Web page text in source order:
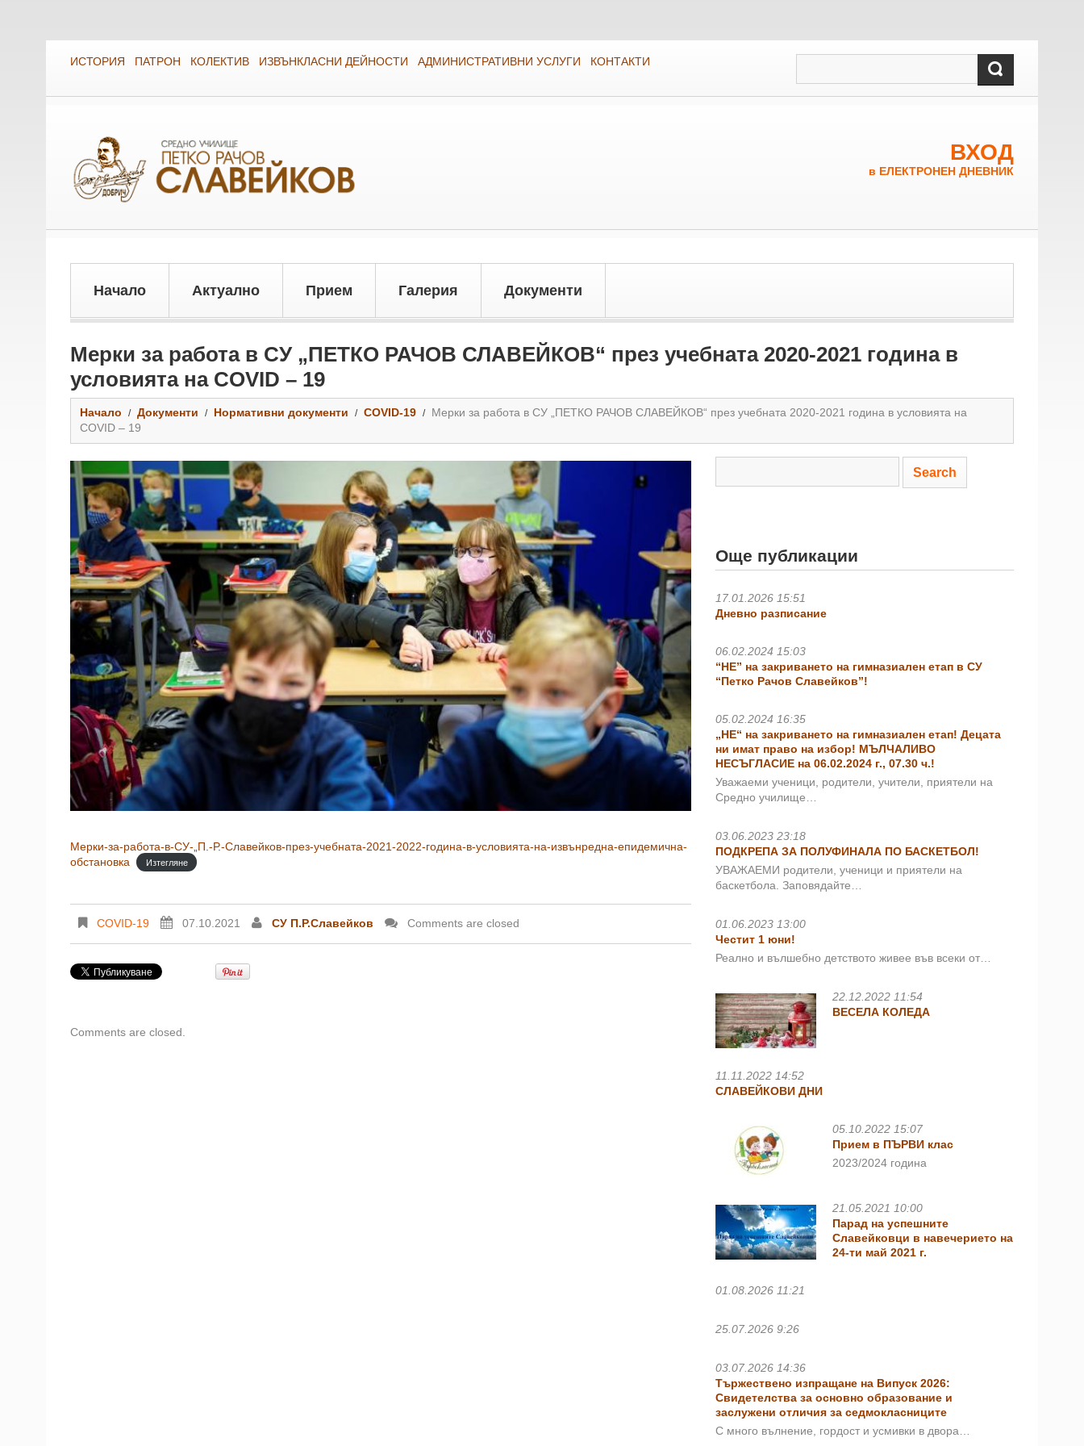
ИСТОРИЯ ПАТРОН КОЛЕКТИВ ИЗВЪНКЛАСНИ ДЕЙНОСТИ АДМИНИСТРАТИВНИ УСЛУГИ КОНТАКТИ
ВХОД
в ЕЛЕКТРОНЕН ДНЕВНИК
Начало Актуално Прием Галерия Документи
Мерки за работа в СУ „ПЕТКО РАЧОВ СЛАВЕЙКОВ“ през учебната 2020-2021 година в
условията на COVID – 19
Начало Документи Нормативни документи COVID-19
Мерки за работа в СУ „ПЕТКО РАЧОВ СЛАВЕЙКОВ“ през учебната 2020-2021 година в условията на
COVID – 19
Мерки-за-работа-в-СУ-„П.-Р.-Славейков-през-учебната-2021-2022-година-в-условията-на-извънредна-епидемична-
обстановка
Изтегляне
COVID-19 07.10.2021 СУ П.Р.Славейков Comments are closed
Comments are closed.
Още публикации
17.01.2026 15:51
Дневно разписание
06.02.2024 15:03
“НЕ” на закриването на гимназиален етап в СУ
“Петко Рачов Славейков”!
05.02.2024 16:35
„НЕ“ на закриването на гимназиален етап! Децата
ни имат право на избор! МЪЛЧАЛИВО
НЕСЪГЛАСИЕ на 06.02.2024 г., 07.30 ч.!
Уважаеми ученици, родители, учители, приятели на
Средно училище…
03.06.2023 23:18
ПОДКРЕПА ЗА ПОЛУФИНАЛА ПО БАСКЕТБОЛ!
УВАЖАЕМИ родители, ученици и приятели на
баскетбола. Заповядайте…
01.06.2023 13:00
Честит 1 юни!
Реално и вълшебно детството живее във всеки от…
22.12.2022 11:54
ВЕСЕЛА КОЛЕДА
11.11.2022 14:52
СЛАВЕЙКОВИ ДНИ
05.10.2022 15:07
Прием в ПЪРВИ клас
2023/2024 година
21.05.2021 10:00
Парад на успешните
Славейковци в навечерието на
24-ти май 2021 г.
01.08.2026 11:21
25.07.2026 9:26
03.07.2026 14:36
Тържествено изпращане на Випуск 2026:
Свидетелства за основно образование и
заслужени отличия за седмокласниците
С много вълнение, гордост и усмивки в двора…